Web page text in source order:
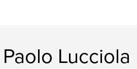
Lucciola